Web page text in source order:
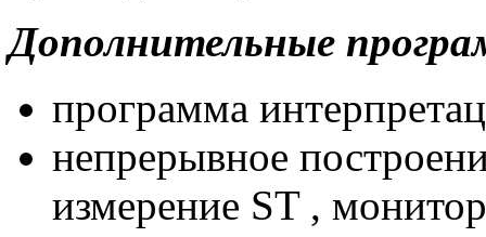
Дополнительные
программа
непрерывное
измерение ST ,